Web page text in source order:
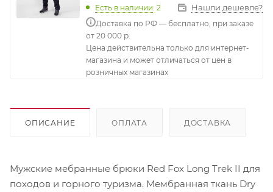
Есть в наличии: 2 Нашли дешевле?
Доставка по РФ — бесплатно, при заказе
от 20 000 р.
Цена действительна только для интернет-
магазина и может отличаться от цен в
розничных магазинах
ОПИСАНИЕ ОПЛАТА ДОСТАВКА
Мужские мебранные брюки Red Fox Long Trek II для
походов и горного туризма. Мембранная ткань Dry